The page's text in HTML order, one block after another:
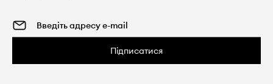
Підписатися